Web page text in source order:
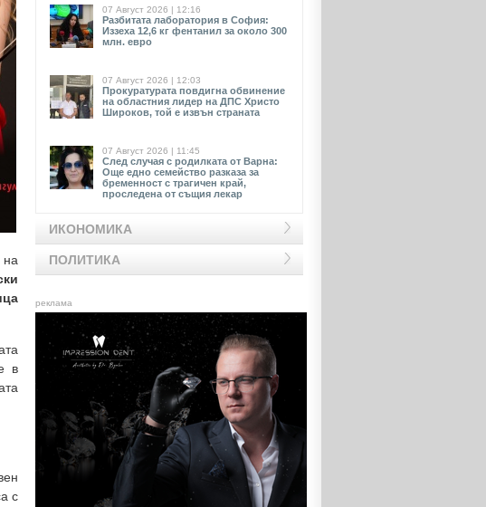
на
в
с
07 Август 2026 | 12:16
Разбитата лаборатория в София:
Иззеха 12,6 кг фентанил за около 300
млн. евро
07 Август 2026 | 12:03
Прокуратурата повдигна обвинение
на областния лидер на ДПС Христо
Широков, той е извън страната
07 Август 2026 | 11:45
След случая с родилката от Варна:
Още едно семейство разказа за
бременност с трагичен край,
проследена от същия лекар
ИКОНОМИКА
ПОЛИТИКА
реклама